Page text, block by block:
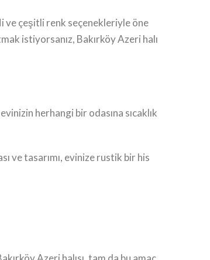
ve çeşitli renk seçenekleriyle öne
istiyorsanız, Bakırköy Azeri halı
herhangi bir odasına sıcaklık
ve tasarımı, evinize rustik bir his